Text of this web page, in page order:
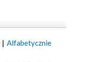
| Alfabetycznie